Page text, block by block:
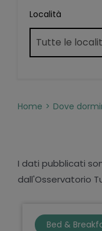
Località
Home Dove
I dati pubblicati
dall'Osservatorio
Bed &